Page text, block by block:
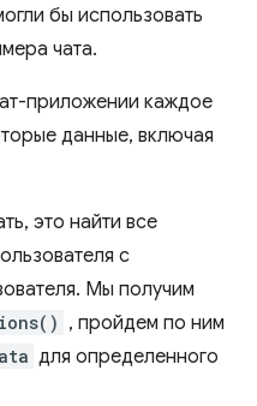
бы использовать
чата.
приложении каждое
данные, включая
это найти все
с
Мы получим
, пройдем по ним
для определенного